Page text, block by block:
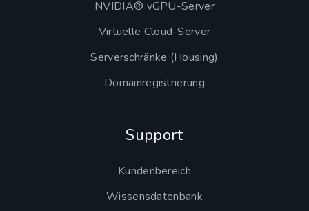
NVIDIA® vGPU-Server
Virtuelle Cloud-Server
Serverschränke (Housing)
Domainregistrierung
Support
Kundenbereich
Wissensdatenbank